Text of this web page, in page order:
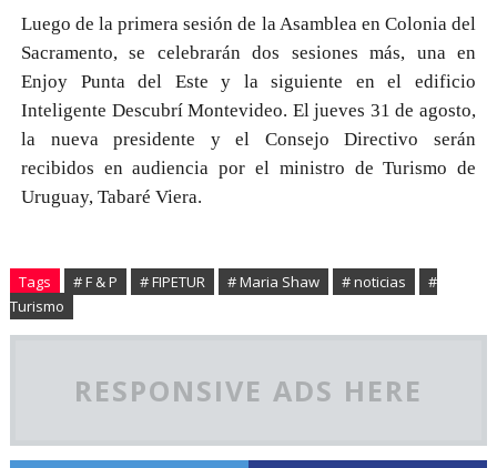
Luego de la primera sesión de la Asamblea en Colonia del
Sacramento, se celebrarán dos sesiones más, una en
Enjoy Punta del Este y la siguiente en el edificio
Inteligente Descubrí Montevideo. El jueves 31 de agosto,
la nueva presidente y el Consejo Directivo serán
recibidos en audiencia por el ministro de Turismo de
Uruguay, Tabaré Viera.
Tags # F & P # FIPETUR # Maria Shaw # noticias
#
Turismo
RESPONSIVE ADS HERE